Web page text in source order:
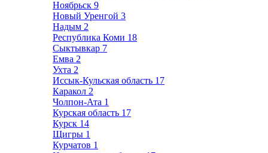
Ноябрьск 9
Новый Уренгой 3
Надым 2
Республика Коми 18
Сыктывкар 7
Емва 2
Ухта 2
Иссык-Кульская область 17
Каракол 2
Чолпон-Ата 1
Курская область 17
Курск 14
Щигры 1
Курчатов 1